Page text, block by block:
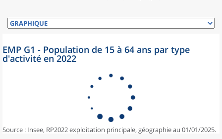
EMP G1 - Population de 15 à 64 ans par type
d'activité en 2022
Source : Insee, RP2022 exploitation principale, géographie au 01/01/2025.